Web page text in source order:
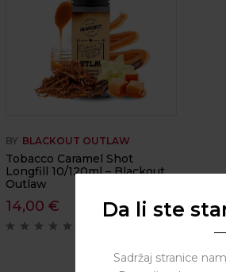
BY BLACKOUT OUTLAW
Tobacco Caramel Shot
Longfill 10/120ml – Blackout
Outlaw
14,00 € Da li ste
Sadržaj stranice